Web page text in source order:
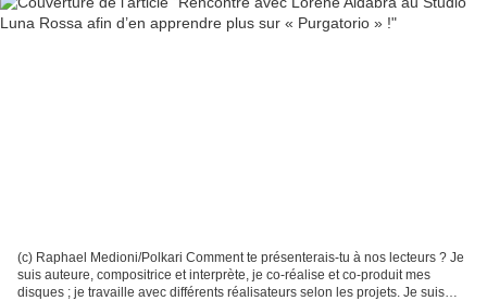
(c) Raphael Medioni/Polkari Comment te présenterais-tu à nos lecteurs ? Je
suis auteure, compositrice et interprète, je co-réalise et co-produit mes
disques ; je travaille avec différents réalisateurs selon les projets. Je suis